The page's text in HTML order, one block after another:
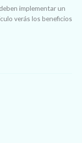
implementar un
verás los beneficios